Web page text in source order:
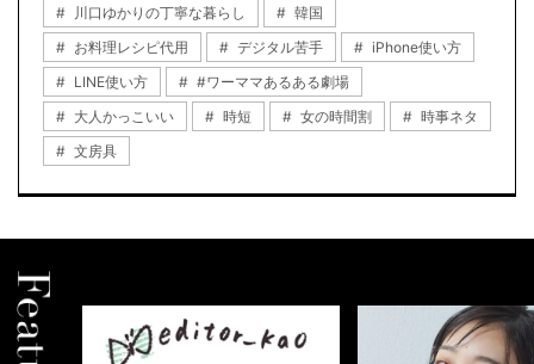
川口ゆかりの丁寧な暮らし
韓国
お料理レシピ代用
デジタル苦手
iPhone使い方
LINE使い方
#ワーママあるある劇場
大人かっこいい
時短 女の時間割
時事ネタ
文房具